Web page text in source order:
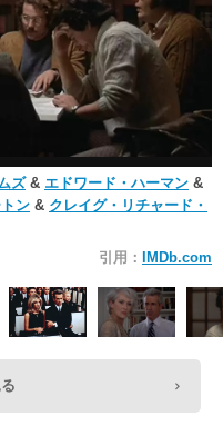
ズ& エドワード・ハーマン &
ン & クレイグ・リチャード・
引用： IMDb.com